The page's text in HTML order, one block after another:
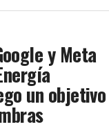
y Meta
un objetivo